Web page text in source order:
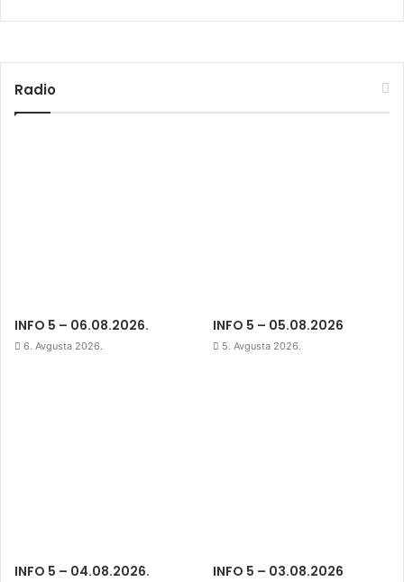
Radio
INFO 5 – 06.08.2026.
6. Avgusta 2026.
INFO 5 – 05.08.2026
5. Avgusta 2026.
INFO 5 – 04.08.2026. INFO 5 – 03.08.2026